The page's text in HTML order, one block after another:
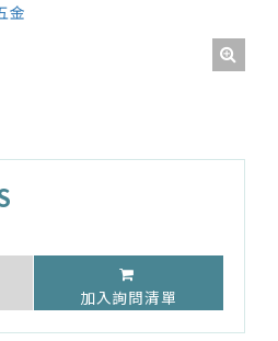
金
加入詢問清單